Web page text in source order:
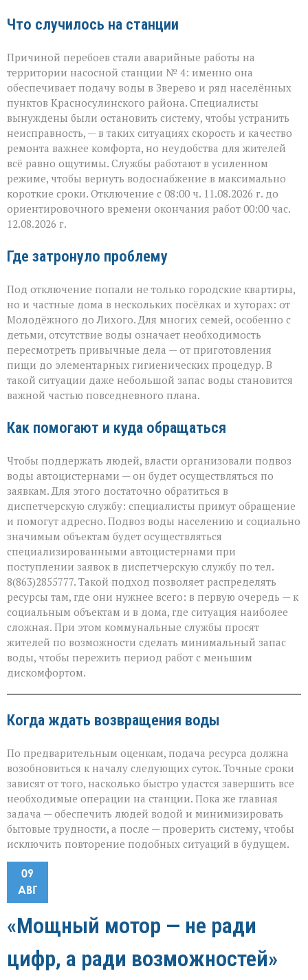
Что случилось на станции
Причиной перебоев стали аварийные работы на
территории насосной станции № 4: именно она
обеспечивает подачу воды в Зверево и ряд населённых
пунктов Красносулинского района. Специалисты
вынуждены были остановить систему, чтобы устранить
неисправность, — в таких ситуациях скорость и качество
ремонта важнее комфорта, но неудобства для жителей
всё равно ощутимы. Службы работают в усиленном
режиме, чтобы вернуть водоснабжение в максимально
короткие сроки. Отключение с 08:00 ч. 11.08.2026 г. до
ориентировочного времени окончания работ 00:00 час.
12.08.2026 г.
Где затронуло проблему
Под отключение попали не только городские квартиры,
но и частные дома в нескольких посёлках и хуторах: от
Молодёжного до Лихого. Для многих семей, особенно с
детьми, отсутствие воды означает необходимость
пересмотреть привычные дела — от приготовления
пищи до элементарных гигиенических процедур. В
такой ситуации даже небольшой запас воды становится
важной частью повседневного плана.
Как помогают и куда обращаться
Чтобы поддержать людей, власти организовали подвоз
воды автоцистернами — он будет осуществляться по
заявкам. Для этого достаточно обратиться в
диспетчерскую службу: специалисты примут обращение
и помогут адресно. Подвоз воды населению и социально
значимым объектам будет осуществляться
специализированными автоцистернами при
поступлении заявок в диспетчерскую службу по тел.
8(863)2855777. Такой подход позволяет распределять
ресурсы там, где они нужнее всего: в первую очередь — к
социальным объектам и в дома, где ситуация наиболее
сложная. При этом коммунальные службы просят
жителей по возможности сделать минимальный запас
воды, чтобы пережить период работ с меньшим
дискомфортом.
Когда ждать возвращения воды
По предварительным оценкам, подача ресурса должна
возобновиться к началу следующих суток. Точные сроки
зависят от того, насколько быстро удастся завершить все
необходимые операции на станции. Пока же главная
задача — обеспечить людей водой и минимизировать
бытовые трудности, а после — проверить систему, чтобы
исключить повторение подобных ситуаций в будущем.
09
АВГ
«Мощный мотор — не ради
цифр, а ради возможностей»